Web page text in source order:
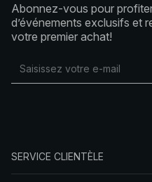
Abonnez-vous pour profiter
d’événements exclusifs et
votre premier achat!
SERVICE CLIENTÈLE